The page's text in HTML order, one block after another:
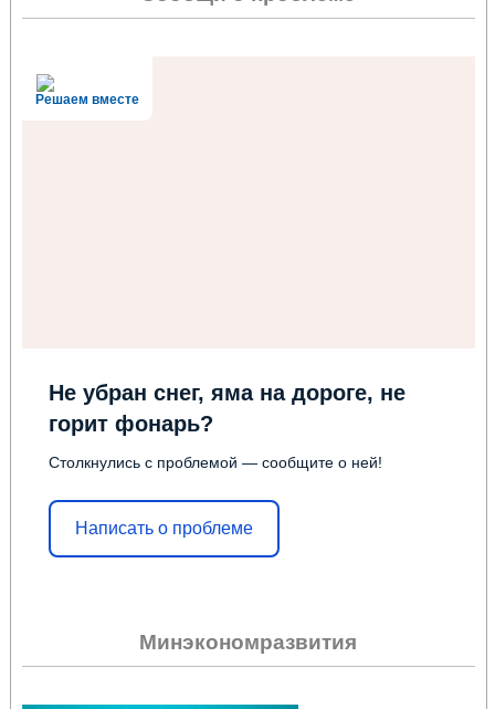
Решаем вместе
Не убран снег, яма на дороге, не
горит фонарь?
Столкнулись с проблемой — сообщите о ней!
Написать о проблеме
Минэкономразвития